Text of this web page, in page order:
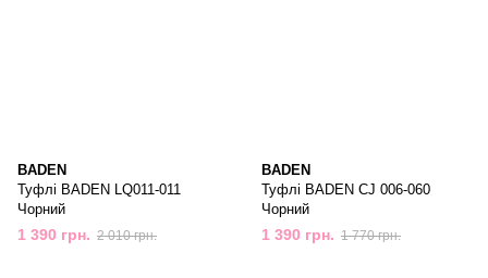
BADEN
Туфлі BADEN LQ011-011
Чорний
1 390 грн. 2 010 грн.
BADEN
Туфлі BADEN CJ 006-060
Чорний
1 390 грн. 1 770 грн.